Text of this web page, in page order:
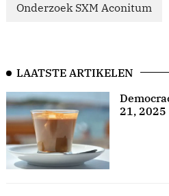
Onderzoek SXM Aconitum
LAATSTE ARTIKELEN
21, 2025